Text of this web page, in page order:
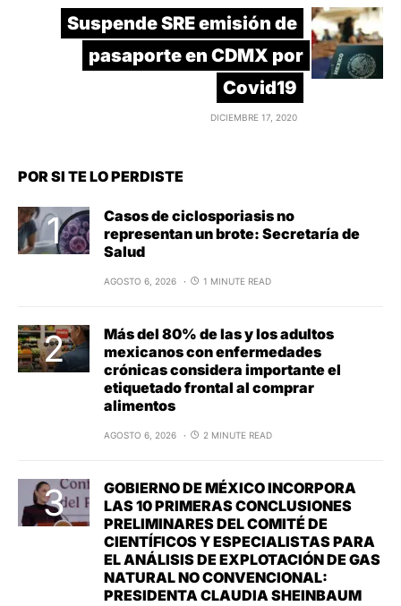
Suspende SRE emisión de
pasaporte en CDMX por
Covid19
DICIEMBRE 17, 2020
POR SI TE LO PERDISTE
Casos de ciclosporiasis no
representan un brote: Secretaría de
Salud
AGOSTO 6, 2026 1 MINUTE READ
Más del 80% de las y los adultos
mexicanos con enfermedades
crónicas considera importante el
etiquetado frontal al comprar
alimentos
AGOSTO 6, 2026 2 MINUTE READ
GOBIERNO DE MÉXICO INCORPORA
LAS 10 PRIMERAS CONCLUSIONES
PRELIMINARES DEL COMITÉ DE
CIENTÍFICOS Y ESPECIALISTAS PARA
EL ANÁLISIS DE EXPLOTACIÓN DE GAS
NATURAL NO CONVENCIONAL:
PRESIDENTA CLAUDIA SHEINBAUM